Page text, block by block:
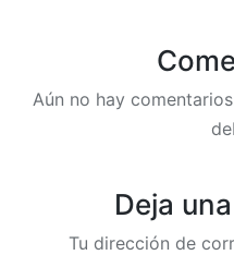
Aún no hay
Deja
Tu dirección de